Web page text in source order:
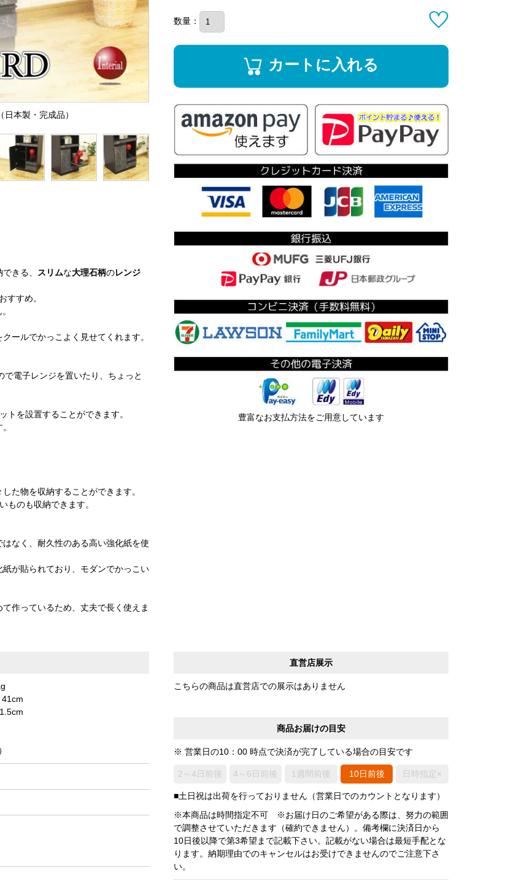
本製・完成品）
きる、
スリムな大理石柄のレンジ
すすめ。
ールでかっこよく見せてくれます。
電子レンジを置いたり、ちょっと
トを設置することができます。
た物を収納することができます。
ものも収納できます。
なく、耐久性のある高い強化紙を使
が貼られており、モダンでかっこい
作っているため、丈夫で長く使えま
数量：
カートに入れる
豊富なお支払方法をご用意しています
直営店展示
こちらの商品は直営店での展示はありません
商品お届けの目安
※ 営業日の10：00 時点で決済が完了している場合の目安です
2～4日前後 4～6日前後 1週間前後 10日前後 日時指定×
■土日祝は出荷を行っておりません（営業日でのカウントとなります）
※本商品は時間指定不可 ※お届け日のご希望がある際は、努力の範囲
で調整させていただきます（確約できません）。備考欄に決済日から
10日後以降で第3希望まで記載下さい。記載がない場合は最短手配とな
ります。納期理由でのキャンセルはお受けできませんのでご注意下さ
い。